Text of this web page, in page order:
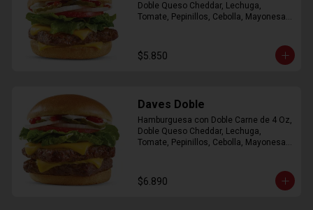
Doble Queso Cheddar, Lechuga,
Tomate, Pepinillos, Cebolla, Mayonesa,
$5.850
Daves Doble
Hamburguesa con Doble Carne de 4 Oz,
Doble Queso Cheddar, Lechuga,
Tomate, Pepinillos, Cebolla, Mayonesa,
$6.890